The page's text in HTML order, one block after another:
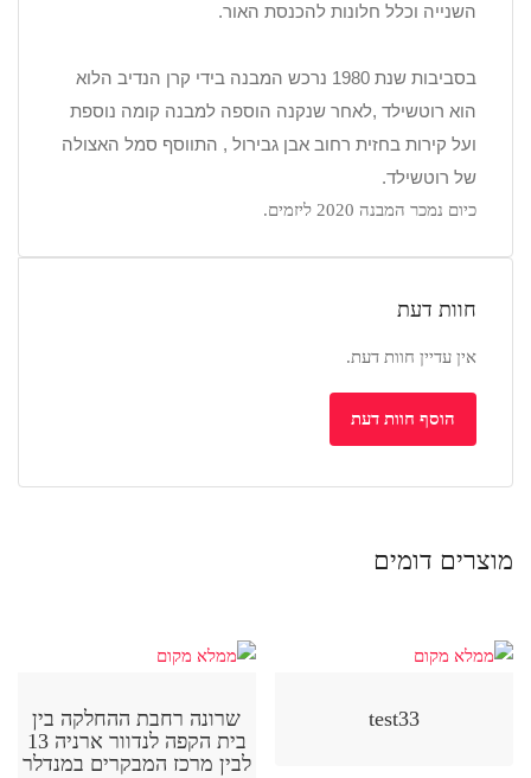
השנייה וכלל חלונות להכנסת האור.
בסביבות שנת 1980 נרכש המבנה בידי קרן הנדיב הלוא
הוא רוטשילד ,לאחר שנקנה הוספה למבנה קומה נוספת
ועל קירות בחזית רחוב אבן גבירול , התווסף סמל האצולה
של רוטשילד.
כיום נמכר המבנה 2020 ליזמים.
חוות דעת
אין עדיין חוות דעת.
הוסף חוות דעת
מוצרים דומים
שרונה רחבת ההחלקה בין
בית הקפה לנדוור ארניה 13
לבין מרכז המבקרים במנדלר
test33